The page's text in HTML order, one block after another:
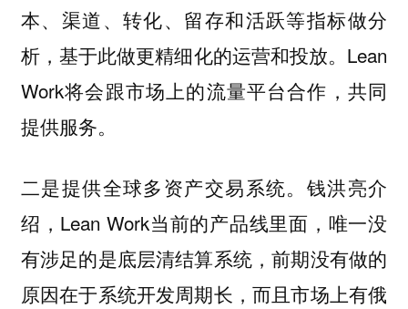
本、渠道、转化、留存和活跃等指标做分
析，基于此做更精细化的运营和投放。Lean
Work将会跟市场上的流量平台合作，共同
提供服务。
二是提供全球多资产交易系统。钱洪亮介
绍，Lean Work当前的产品线里面，唯一没
有涉足的是底层清结算系统，前期没有做的
原因在于系统开发周期长，而且市场上有俄